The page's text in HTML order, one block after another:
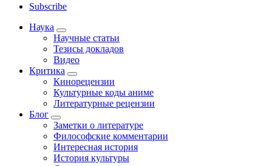
Subscribe
Наука
Научные статьи
Тезисы докладов
Видео
Критика
Кинорецензии
Культурные коды аниме
Литературные рецензии
Блог
Заметки о литературе
Философские комментарии
Интересная история
История культуры